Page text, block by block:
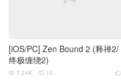
[iOS/PC] Zen Bound 2 (释禅2/
终极缠绕2)

 7.24K  10